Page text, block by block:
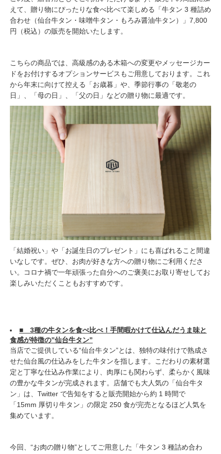
えて、贈り物にぴったりな食べ比べて楽しめる「牛タン 3 種詰め
合わせ（仙台牛タン・味噌牛タン・もろみ醤油牛タン）」7,800
円（税込）の販売を開始いたします。
こちらの商品では、高級感のある木箱への変更やメッセージカー
ドをお付けするオプションサービスもご用意しております。これ
から年末に向けて控える「お歳暮」や、季節行事の「敬老の
日」、「母の日」、「父の日」などの贈り物に最適です。
「結婚祝い」や「お誕生日のプレゼント」にも喜ばれること間違
いなしです。ぜひ、お肉が好きな方への贈り物にご利用くださ
い。コロナ禍で一年頑張った自分へのご褒美にお取り寄せしてお
楽しみいただくこともおすすめです。
■ 3種の牛タンを食べ比べ！手間暇かけて仕込んだうま味と
食感が特徴の”仙台牛タン”
当店でご提供している“仙台牛タン”とは、独特の味付けで熟成さ
せた仙台風の仕込みをした牛タンを指します。こだわりの素材選
定と丁寧な仕込み作業により、肉厚にも関わらず、柔らかく風味
の豊かな牛タンが完成されます。店舗でも大人気の「仙台牛タ
ン」は、Twitter で告知をすると販売開始から約 1 時間で
「15mm 厚切り牛タン」の限定 250 食が完売となるほど人気を
集めています。
今回、“お肉の贈り物”としてご用意した「牛タン 3 種詰め合わ